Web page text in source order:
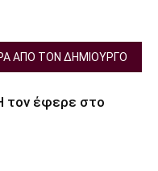
ΑΠΟ ΤΟΝ ΔΗΜΙΟΥΡΓΟ
τον έφερε στο